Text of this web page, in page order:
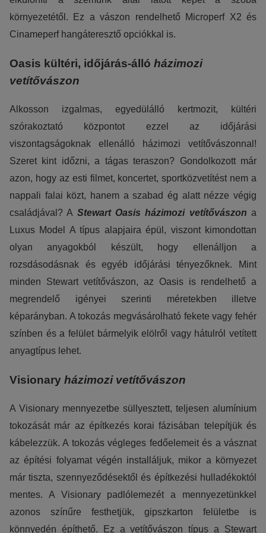
környezetétől. Ez a vászon rendelhető Microperf X2 és
Cinameperf hangáteresztő opciókkal is.
Oasis kültéri, időjárás-álló házimozi
vetítővászon
Alkosson izgalmas, egyedülálló kertmozit, kültéri
szórakoztató központot ezzel az időjárási
viszontagságoknak ellenálló házimozi vetítővászonnal!
Szeret kint időzni, a tágas teraszon? Gondolkozott már
azon, hogy az esti filmet, koncertet, sportközvetítést nem a
nappali falai közt, hanem a szabad ég alatt nézze végig
családjával? A Stewart Oasis házimozi vetítővászon a
Luxus Model A típus alapjaira épül, viszont kimondottan
olyan anyagokból készült, hogy ellenálljon a
rozsdásodásnak és egyéb időjárási tényezőknek. Mint
minden Stewart vetítővászon, az Oasis is rendelhető a
megrendelő igényei szerinti méretekben illetve
képarányban. A tokozás megvásárolható fekete vagy fehér
színben és a felület bármelyik elölről vagy hátulról vetített
anyagtípus lehet.
Visionary házimozi vetítővászon
A Visionary mennyezetbe süllyesztett, teljesen alumínium
tokozását már az építkezés korai fázisában telepítjük és
kábelezzük. A tokozás végleges fedőelemeit és a vásznat
az építési folyamat végén installáljuk, mikor a környezet
már tiszta, szennyeződésektől és építkezési hulladékoktól
mentes. A Visionary padlólemezét a mennyezetünkkel
azonos színűre festhetjük, gipszkarton felületbe is
könnyedén építhető. Ez a vetítővászon típus a Stewart
kizárólag az IP címeket tárolja a személyes adatok közül.
Reklámcélú:
egyedi, releváns, érdeklődési körébe tartozó